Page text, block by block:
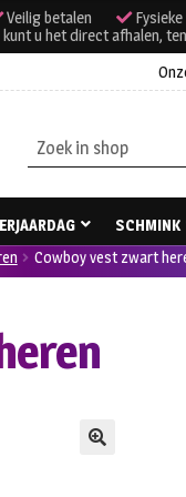
Veilig betalen
Fysieke
u het direct afhalen,
Zoeken
naar:
SCHMINK
Cowboy vest zwart